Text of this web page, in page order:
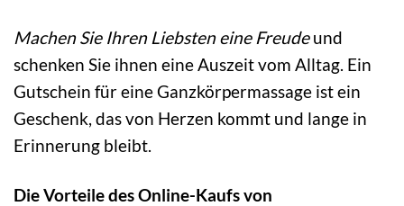
Machen Sie Ihren Liebsten eine Freudeund
schenken Sie ihnen eine Auszeit vom Alltag. Ein
Gutschein für eine Ganzkörpermassage ist ein
Geschenk, das von Herzen kommt und lange in
Erinnerung bleibt.
Die Vorteile des Online-Kaufs von